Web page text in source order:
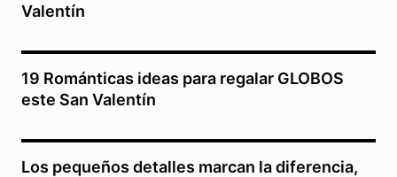
Valentín
19 Románticas ideas para regalar GLOBOS
este San Valentín
Los pequeños detalles marcan la diferencia,